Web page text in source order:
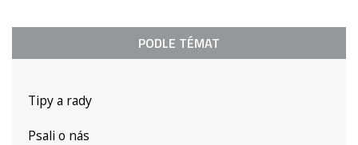
PODLE TÉMAT
Tipy a rady
Psali o nás